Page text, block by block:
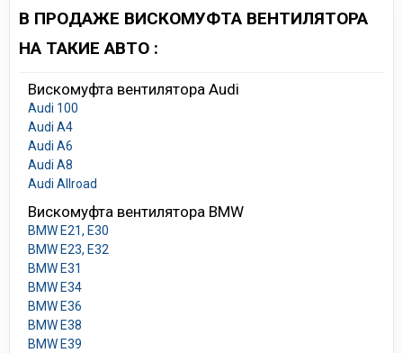
В ПРОДАЖЕ ВИСКОМУФТА ВЕНТИЛЯТОРА
НА ТАКИЕ АВТО :
Вискомуфта вентилятора Audi
Audi 100
Audi A4
Audi A6
Audi A8
Audi Allroad
Вискомуфта вентилятора BMW
BMW E21, E30
BMW E23, E32
BMW E31
BMW E34
BMW E36
BMW E38
BMW E39